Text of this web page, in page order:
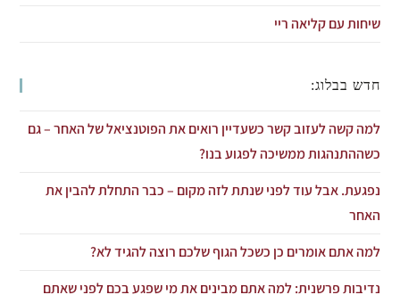
שיחות עם קליאה ריי
חדש בבלוג:
למה קשה לעזוב קשר כשעדיין רואים את הפוטנציאל של האחר – גם
כשההתנהגות ממשיכה לפגוע בנו?
נפגעת. אבל עוד לפני שנתת לזה מקום – כבר התחלת להבין את
האחר
למה אתם אומרים כן כשכל הגוף שלכם רוצה להגיד לא?
נדיבות פרשנית: למה אתם מבינים את מי שפגע בכם לפני שאתם